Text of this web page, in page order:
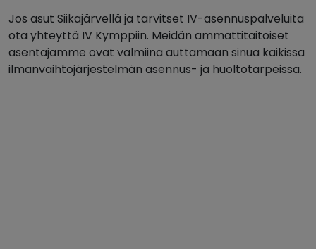
Jos asut Siikajärvellä ja tarvitset IV-asennuspalveluita
ota yhteyttä IV Kymppiin. Meidän ammattitaitoiset
asentajamme ovat valmiina auttamaan sinua kaikissa
ilmanvaihtojärjestelmän asennus- ja huoltotarpeissa.